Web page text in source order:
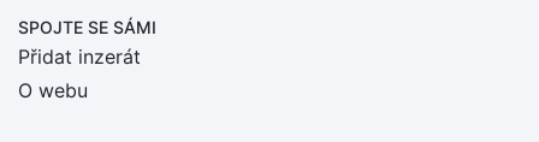
SPOJTE SE SÁMI
Přidat inzerát
O webu